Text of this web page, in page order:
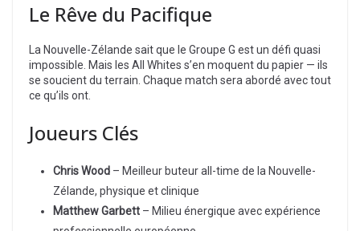
Le Rêve du Pacifique
La Nouvelle-Zélande sait que le Groupe G est un défi quasi
impossible. Mais les All Whites s’en moquent du papier — ils
se soucient du terrain. Chaque match sera abordé avec tout
ce qu’ils ont.
Joueurs Clés
Chris Wood – Meilleur buteur all-time de la Nouvelle-
Zélande, physique et clinique
Matthew Garbett – Milieu énergique avec expérience